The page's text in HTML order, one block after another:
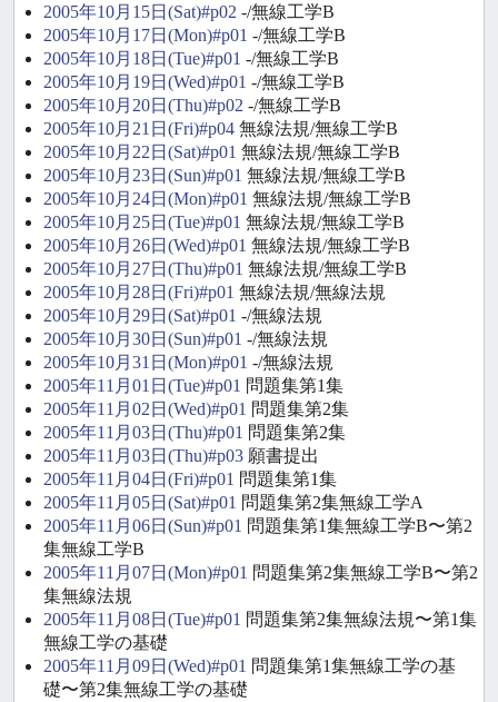
2005年10月15日(Sat)#p02 -/無線工学B
2005年10月17日(Mon)#p01 -/無線工学B
2005年10月18日(Tue)#p01 -/無線工学B
2005年10月19日(Wed)#p01 -/無線工学B
2005年10月20日(Thu)#p02 -/無線工学B
2005年10月21日(Fri)#p04 無線法規/無線工学B
2005年10月22日(Sat)#p01 無線法規/無線工学B
2005年10月23日(Sun)#p01 無線法規/無線工学B
2005年10月24日(Mon)#p01 無線法規/無線工学B
2005年10月25日(Tue)#p01 無線法規/無線工学B
2005年10月26日(Wed)#p01 無線法規/無線工学B
2005年10月27日(Thu)#p01 無線法規/無線工学B
2005年10月28日(Fri)#p01 無線法規/無線法規
2005年10月29日(Sat)#p01 -/無線法規
2005年10月30日(Sun)#p01 -/無線法規
2005年10月31日(Mon)#p01 -/無線法規
2005年11月01日(Tue)#p01 問題集第1集
2005年11月02日(Wed)#p01 問題集第2集
2005年11月03日(Thu)#p01 問題集第2集
2005年11月03日(Thu)#p03 願書提出
2005年11月04日(Fri)#p01 問題集第1集
2005年11月05日(Sat)#p01 問題集第2集無線工学A
2005年11月06日(Sun)#p01 問題集第1集無線工学B〜第2
集無線工学B
2005年11月07日(Mon)#p01 問題集第2集無線工学B〜第2
集無線法規
2005年11月08日(Tue)#p01 問題集第2集無線法規〜第1集
無線工学の基礎
2005年11月09日(Wed)#p01 問題集第1集無線工学の基
礎〜第2集無線工学の基礎